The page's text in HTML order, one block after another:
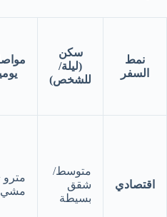
نمط
السفر
سكن
(ليلة/
للشخص)
اقتصادي
متوسط/
شقق
بسيطة
مترو
مشي